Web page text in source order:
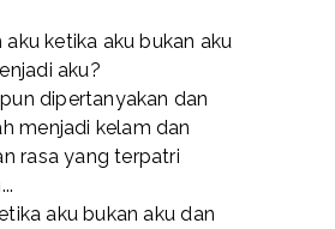
aku ketika aku bukan aku
aku?
dipertanyakan dan
menjadi kelam dan
rasa yang terpatri
aku bukan aku dan